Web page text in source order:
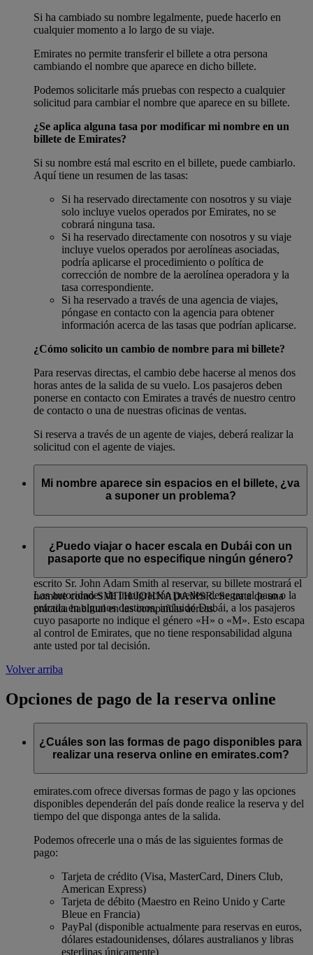
Si ha cambiado su nombre legalmente, puede hacerlo en
cualquier momento a lo largo de su viaje.
Emirates no permite transferir el billete a otra persona
cambiando el nombre que aparece en dicho billete.
Podemos solicitarle más pruebas con respecto a cualquier
solicitud para cambiar el nombre que aparece en su billete.
¿Se aplica alguna tasa por modificar mi nombre en un
billete de Emirates?
Si su nombre está mal escrito en el billete, puede cambiarlo.
Aquí tiene un resumen de las tasas:
Si ha reservado directamente con nosotros y su viaje
solo incluye vuelos operados por Emirates, no se
cobrará ninguna tasa.
Si ha reservado directamente con nosotros y su viaje
incluye vuelos operados por aerolíneas asociadas,
podría aplicarse el procedimiento o política de
corrección de nombre de la aerolínea operadora y la
tasa correspondiente.
Si ha reservado a través de una agencia de viajes,
póngase en contacto con la agencia para obtener
información acerca de las tasas que podrían aplicarse.
¿Cómo solicito un cambio de nombre para mi billete?
Para reservas directas, el cambio debe hacerse al menos dos
horas antes de la salida de su vuelo. Los pasajeros deben
ponerse en contacto con Emirates a través de nuestro centro
de contacto o una de nuestras oficinas de ventas.
Si reserva a través de un agente de viajes, deberá realizar la
solicitud con el agente de viajes.
Mi nombre aparece sin espacios en el billete, ¿va
a suponer un problema?
mismo pasajero, es totalmente normal que los nombres en el
billete aparezcan juntos, aunque los haya introducido
escrito Sr. John Adam Smith al reservar, su billete mostrará el
nombre como SMITH/JOHNADAMSR. Se trata de una
práctica habitual en las compañías aéreas.
¿Puedo viajar o hacer escala en Dubái con un
pasaporte que no especifique ningún género?
Las autoridades de inmigración pueden denegar el paso o la
entrada en algunos destinos, incluido Dubái, a los pasajeros
cuyo pasaporte no indique el género «H» o «M». Esto escapa
al control de Emirates, que no tiene responsabilidad alguna
ante usted por tal decisión.
Volver arriba
Opciones de pago de la reserva online
¿Cuáles son las formas de pago disponibles para
realizar una reserva online en emirates.com?
emirates.com ofrece diversas formas de pago y las opciones
disponibles dependerán del país donde realice la reserva y del
tiempo del que disponga antes de la salida.
Podemos ofrecerle una o más de las siguientes formas de
pago:
Tarjeta de crédito (Visa, MasterCard, Diners Club,
American Express)
Tarjeta de débito (Maestro en Reino Unido y Carte
Bleue en Francia)
PayPal (disponible actualmente para reservas en euros,
dólares estadounidenses, dólares australianos y libras
esterlinas únicamente)